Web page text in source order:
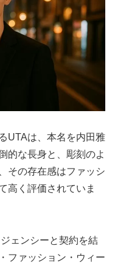
UTAは、本名を内田雅
的な長身と、彫刻のよ
その存在感はファッシ
高く評価されていま
ェンシーと契約を結
ファッション・ウィー